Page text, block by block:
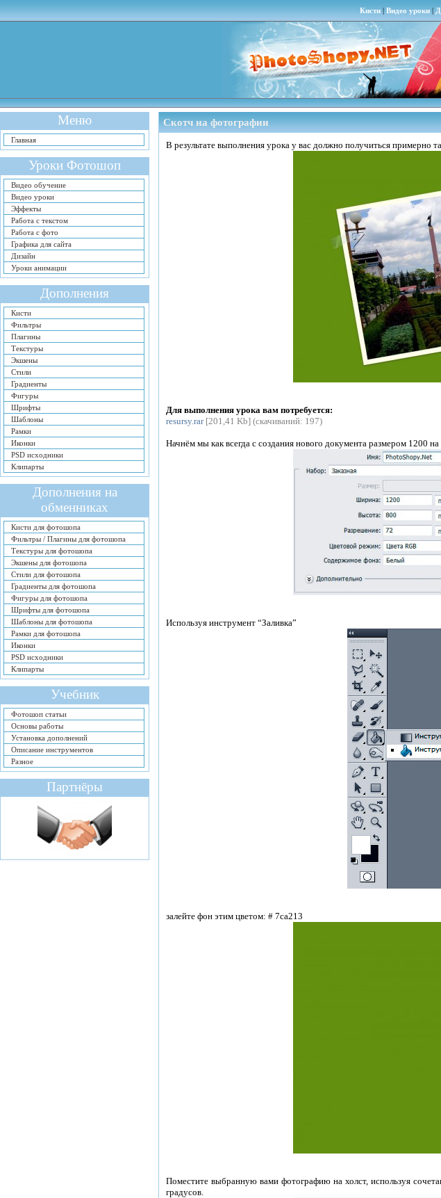
Кисти| Видео уроки|
Меню
Главная
Уроки Фотошоп
Видео обучение
Видео уроки
Эффекты
Работа с текстом
Работа с фото
Графика для сайта
Дизайн
Уроки анимации
Дополнения
Кисти
Фильтры
Плагины
Текстуры
Экшены
Стили
Градиенты
Фигуры
Шрифты
Шаблоны
Рамки
Иконки
PSD исходники
Клипарты
Дополнения на
обменниках
Кисти для фотошопа
Фильтры / Плагины для фотошопа
Текстуры для фотошопа
Экшены для фотошопа
Стили для фотошопа
Градиенты для фотошопа
Фигуры для фотошопа
Шрифты для фотошопа
Шаблоны для фотошопа
Рамки для фотошопа
Иконки
PSD исходники
Клипарты
Учебник
Фотошоп статьи
Основы работы
Установка дополнений
Описание инструментов
Разное
Партнёры
Скотч на фотографии
В результате выполнения урока у вас должно получиться примерно
Для выполнения урока вам потребуется:
resursy.rar[201,41 Kb] (cкачиваний: 197)
Начнём мы как всегда с создания нового документа размером 1200
Используя инструмент “Заливка”
залейте фон этим цветом: # 7ca213
Поместите выбранную вами фотографию на холст, используя
градусов.